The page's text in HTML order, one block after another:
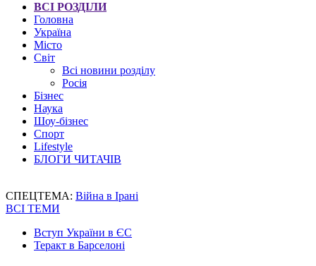
ВСІ РОЗДІЛИ
Головна
Україна
Місто
Світ
Всі новини розділу
Росія
Бізнес
Наука
Шоу-бізнес
Спорт
Lifestyle
БЛОГИ ЧИТАЧІВ
СПЕЦТЕМА: Війна в Ірані
ВСІ ТЕМИ
Вступ України в ЄС
Теракт в Барселоні